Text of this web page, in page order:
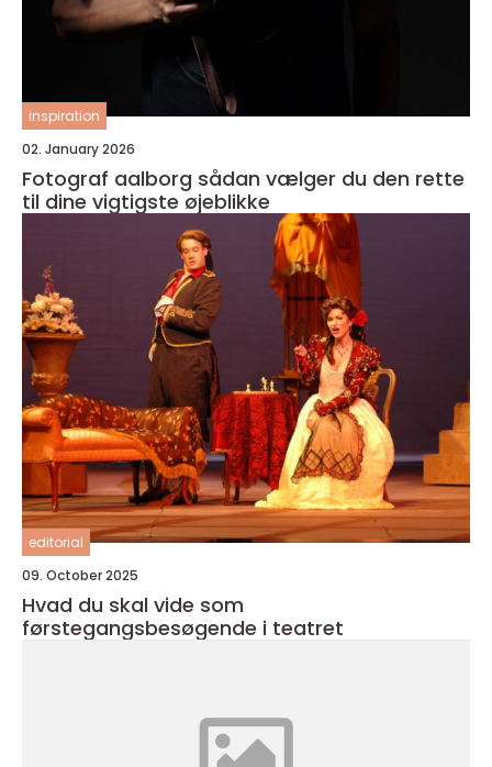
inspiration
02. January 2026
Fotograf aalborg sådan vælger du den rette
til dine vigtigste øjeblikke
editorial
09. October 2025
Hvad du skal vide som
førstegangsbesøgende i teatret